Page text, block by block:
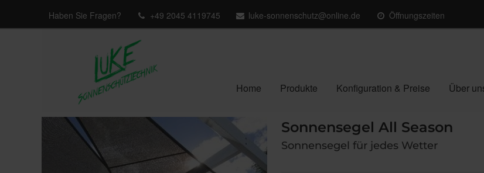
Haben Sie Fragen? +49 2045 4119745 luke-sonnenschutz@online.de Öffnungszeiten
Home Produkte Konfiguration & Preise Über
Sonnensegel All Season
Sonnensegel für jedes Wetter